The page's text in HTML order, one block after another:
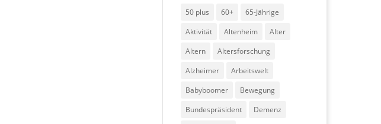
50 plus 60+
65-Jährige
Aktivität
Altenheim
Alter
Altern
Altersforschung
Alzheimer
Arbeitswelt
Babyboomer
Bewegung
Bundespräsident
Demenz